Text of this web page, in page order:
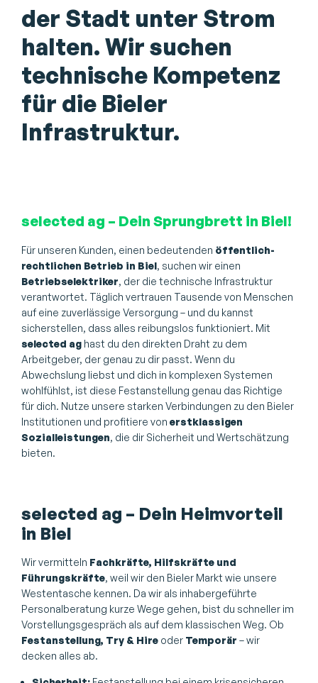
der Stadt unter Strom
halten. Wir suchen
technische Kompetenz
für die Bieler
Infrastruktur.
selected ag – Dein Sprungbrett in Biel!
Für unseren Kunden, einen bedeutenden öffentlich-
rechtlichen Betrieb in Biel, suchen wir einen
Betriebselektriker, der die technische Infrastruktur
verantwortet. Täglich vertrauen Tausende von Menschen
auf eine zuverlässige Versorgung – und du kannst
sicherstellen, dass alles reibungslos funktioniert. Mit
selected ag hast du den direkten Draht zu dem
Arbeitgeber, der genau zu dir passt. Wenn du
Abwechslung liebst und dich in komplexen Systemen
wohlfühlst, ist diese Festanstellung genau das Richtige
für dich. Nutze unsere starken Verbindungen zu den Bieler
Institutionen und profitiere von erstklassigen
Sozialleistungen, die dir Sicherheit und Wertschätzung
bieten.
selected ag – Dein Heimvorteil
in Biel
Wir vermitteln Fachkräfte, Hilfskräfte und
Führungskräfte, weil wir den Bieler Markt wie unsere
Westentasche kennen. Da wir als inhabergeführte
Personalberatung kurze Wege gehen, bist du schneller im
Vorstellungsgespräch als auf dem klassischen Weg. Ob
Festanstellung, Try & Hire oder Temporär – wir
decken alles ab.